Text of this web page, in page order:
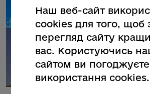
Наш веб-сайт
cookies для того, щоб
перегляд сайту
вас. Користуючись
сайтом ви
використання cookies.